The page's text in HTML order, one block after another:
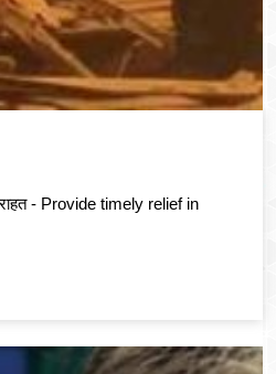
- Provide timely relief in